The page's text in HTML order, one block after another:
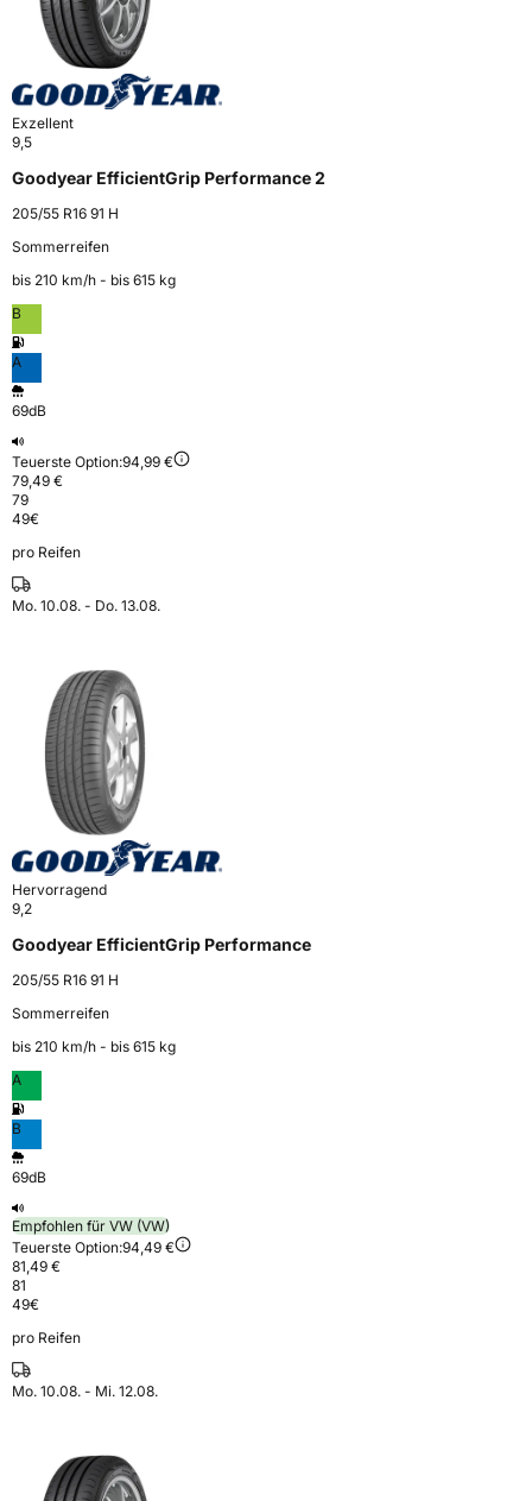
Exzellent
9,5
Goodyear EfficientGrip Performance 2
205/55 R16 91 H
Sommerreifen
bis 210 km⁠/⁠h - bis 615 kg
B
A
69dB
Teuerste Option:94,99 €
79,49 €
79
49€
pro Reifen
Mo. 10.08. - Do. 13.08.
Hervorragend
9,2
Goodyear EfficientGrip Performance
205/55 R16 91 H
Sommerreifen
bis 210 km⁠/⁠h - bis 615 kg
A
B
69dB
Empfohlen für VW (VW)
Teuerste Option:94,49 €
81,49 €
81
49€
pro Reifen
Mo. 10.08. - Mi. 12.08.